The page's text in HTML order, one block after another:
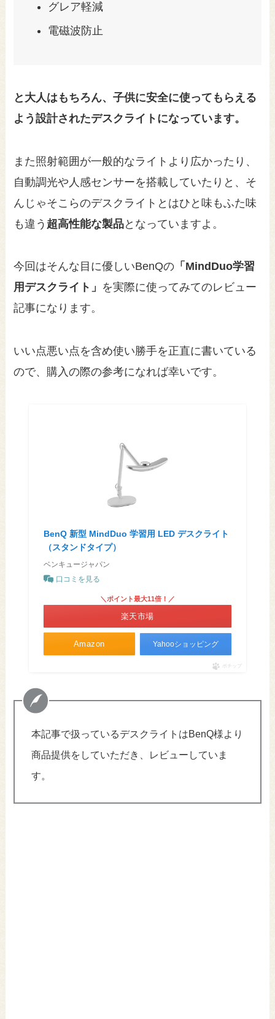
グレア軽減
電磁波防止
と大人はもちろん、子供に安全に使ってもらえる
よう設計されたデスクライトになっています。
また照射範囲が一般的なライトより広かったり、
自動調光や人感センサーを搭載していたりと、そ
んじゃそこらのデスクライトとはひと味もふた味
も違う 超高性能な製品となっていますよ。
今回はそんな目に優しいBenQの 「MindDuo学習
用デスクライト」 を実際に使ってみてのレビュー
記事になります。
いい点悪い点を含め使い勝手を正直に書いている
ので、購入の際の参考になれば幸いです。
BenQ 新型 MindDuo 学習用 LED デスクライト
（スタンドタイプ）
ベンキュージャパン
口コミを見る
Amazon
＼ポイント最大11倍！／
楽天市場
Yahooショッピング
ポチップ
本記事で扱っているデスクライトはBenQ様より
商品提供をしていただき、レビューしていま
す。